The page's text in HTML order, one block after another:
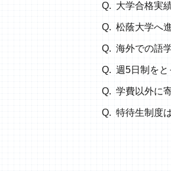
大学合格実
松蔭大学へ
海外での語
週5日制をと
学費以外に
特待生制度